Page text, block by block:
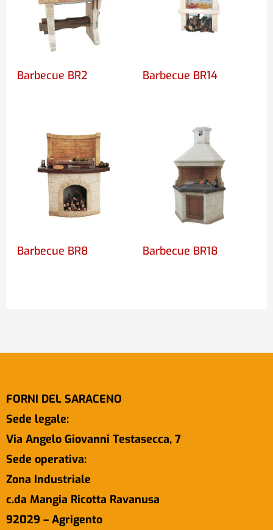
Barbecue BR2 Barbecue BR14
Barbecue BR8 Barbecue BR18
FORNI DEL SARACENO
Sede legale:
Via Angelo Giovanni Testasecca, 7
Sede operativa:
Zona Industriale
c.da Mangia Ricotta Ravanusa
92029 – Agrigento